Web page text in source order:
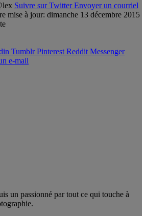
Suivre sur Twitter Envoyer un courriel
mise à jour: dimanche 13 décembre 2015
Tumblr Pinterest Reddit Messenger
e-mail
un passionné par tout ce qui touche à